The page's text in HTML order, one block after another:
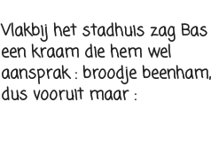
Vlakbij het stadhuis zag Bas
een kraam die hem wel
aansprak : broodje beenham,
dus vooruit maar :